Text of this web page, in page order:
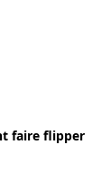
faire flipper